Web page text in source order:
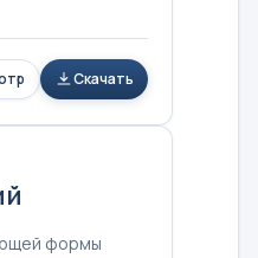
Скачать
формы